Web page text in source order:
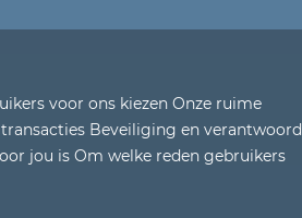
voor ons kiezen Onze ruime
Beveiliging en verantwoord
jou is Om welke reden gebruikers